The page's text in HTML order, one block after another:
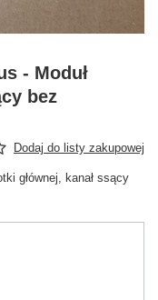
- Moduł
bez
Dodaj do listy zakupowej
głównej, kanał ssący